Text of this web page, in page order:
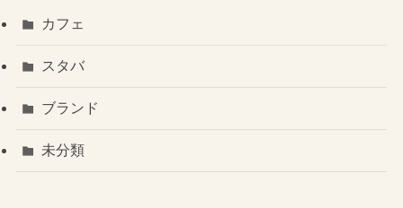
カフェ
スタバ
ブランド
未分類